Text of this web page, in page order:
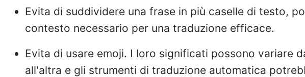
Evita di suddividere una frase in più caselle di testo,
contesto necessario per una traduzione efficace.
Evita di usare emoji. I loro significati possono variare
all'altra e gli strumenti di traduzione automatica